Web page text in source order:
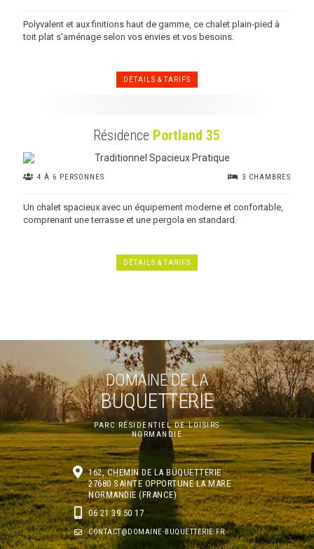
Polyvalent et aux finitions haut de gamme, ce chalet plain-pied à
toit plat s'aménage selon vos envies et vos besoins.
DÉTAILS & TARIFS
Résidence Portland 35
3 CHAMBRES
4 À 6 PERSONNES
Un chalet spacieux avec un équipement moderne et confortable,
comprenant une terrasse et une pergola en standard.
DÉTAILS & TARIFS
DOMAINE DE LA
BUQUETTERIE
PARC RÉSIDENTIEL DE LOISIRS
NORMANDIE
162, CHEMIN DE LA BUQUETTERIE
27680 SAINTE OPPORTUNE LA MARE
NORMANDIE (FRANCE)
06 21 39 50 17
CONTACT@DOMAINE-BUQUETTERIE.FR